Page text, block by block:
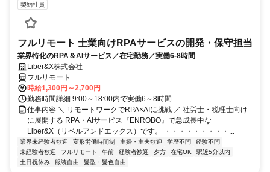
契約社員
フルリモート 士業向けRPAサービスの開発・保守担当
業界特化のRPA＆AIサービス／在宅勤務／実働6-8時間
Liber&X株式会社
フルリモート
時給1,300円～2,700円
勤務時間詳細 9:00～18:00内で実働6～8時間
仕事内容 ＼ リモートワークでRPA×AIに挑戦 ／ 社労士・税理士向け
に展開する RPA・AIサービス『ENROBO』で急成長中な
Liber&X（リベルアンドエックス）です。 ・・・・・・・・・...
業界未経験者歓迎 変形労働時間制 主婦・主夫歓迎 学歴不問
経験不問
未経験者歓迎
フルリモート 午前 経験者歓迎 夕方 在宅OK
駅近5分以内
土日祝休み
服装自由 髪型・髪色自由